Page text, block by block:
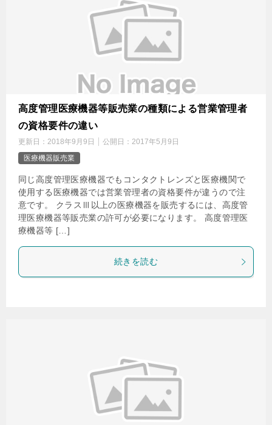
高度管理医療機器等販売業の種類による営業管理者
の資格要件の違い
更新日： 2018年9月9日 公開日： 2017年5月9日
医療機器販売業
同じ高度管理医療機器でもコンタクトレンズと医療機関で
使用する医療機器では営業管理者の資格要件が違うので注
意です。 クラスⅢ以上の医療機器を販売するには、高度管
理医療機器等販売業の許可が必要になります。 高度管理医
療機器等 […]
続きを読む